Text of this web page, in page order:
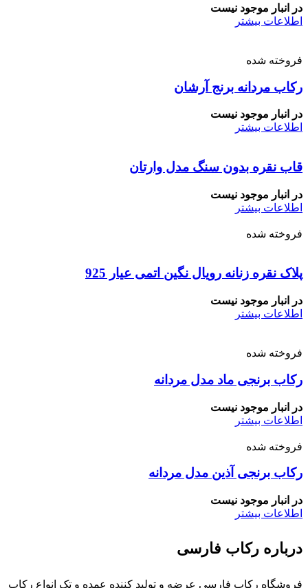
در انبار موجود نیست
اطلاعات بیشتر
فروخته شده
رکاب مردانه برنج آرشان
در انبار موجود نیست
اطلاعات بیشتر
قاب نقره بدون سنگ مدل وارتان
در انبار موجود نیست
اطلاعات بیشتر
فروخته شده
پلاک نقره زنانه رویال نگین اتمی عیار 925
در انبار موجود نیست
اطلاعات بیشتر
فروخته شده
رکاب برنجی ماد مدل مردانه
در انبار موجود نیست
اطلاعات بیشتر
فروخته شده
رکاب برنجی آذین مدل مردانه
در انبار موجود نیست
اطلاعات بیشتر
درباره رکاب فارسی
فروشگاه رکاب فارسی عرضه و تولید کننده عمده و تک انواع رکاب